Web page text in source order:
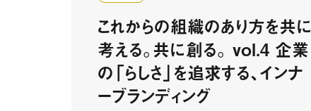
これからの組織のあり方を共に
考える。共に創る。 vol.4 企業
の「らしさ」を追求する、インナ
ーブランディング